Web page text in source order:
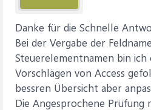
Danke für die Schnelle
Bei der Vergabe der
Steuerelementnamen bin ich
Vorschlägen von Access
bessren Übersicht aber
Die Angesprochene Prüfung